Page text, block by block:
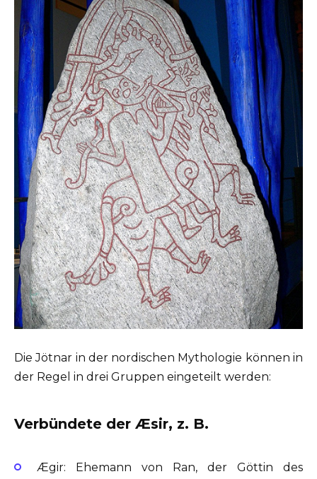
Die Jötnar in der nordischen Mythologie können in
der Regel in drei Gruppen eingeteilt werden:
Verbündete der Æsir, z. B.
Ægir: Ehemann von Ran, der Göttin des